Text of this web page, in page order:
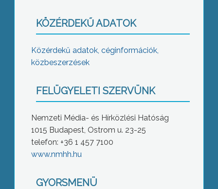
KÖZÉRDEKŰ ADATOK
Közérdekű adatok, céginformációk,
közbeszerzések
FELÜGYELETI SZERVÜNK
Nemzeti Média- és Hírközlési Hatóság
1015 Budapest, Ostrom u. 23-25
telefon: +36 1 457 7100
www.nmhh.hu
GYORSMENÜ